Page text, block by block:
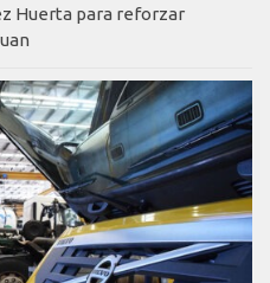
Huerta para reforzar